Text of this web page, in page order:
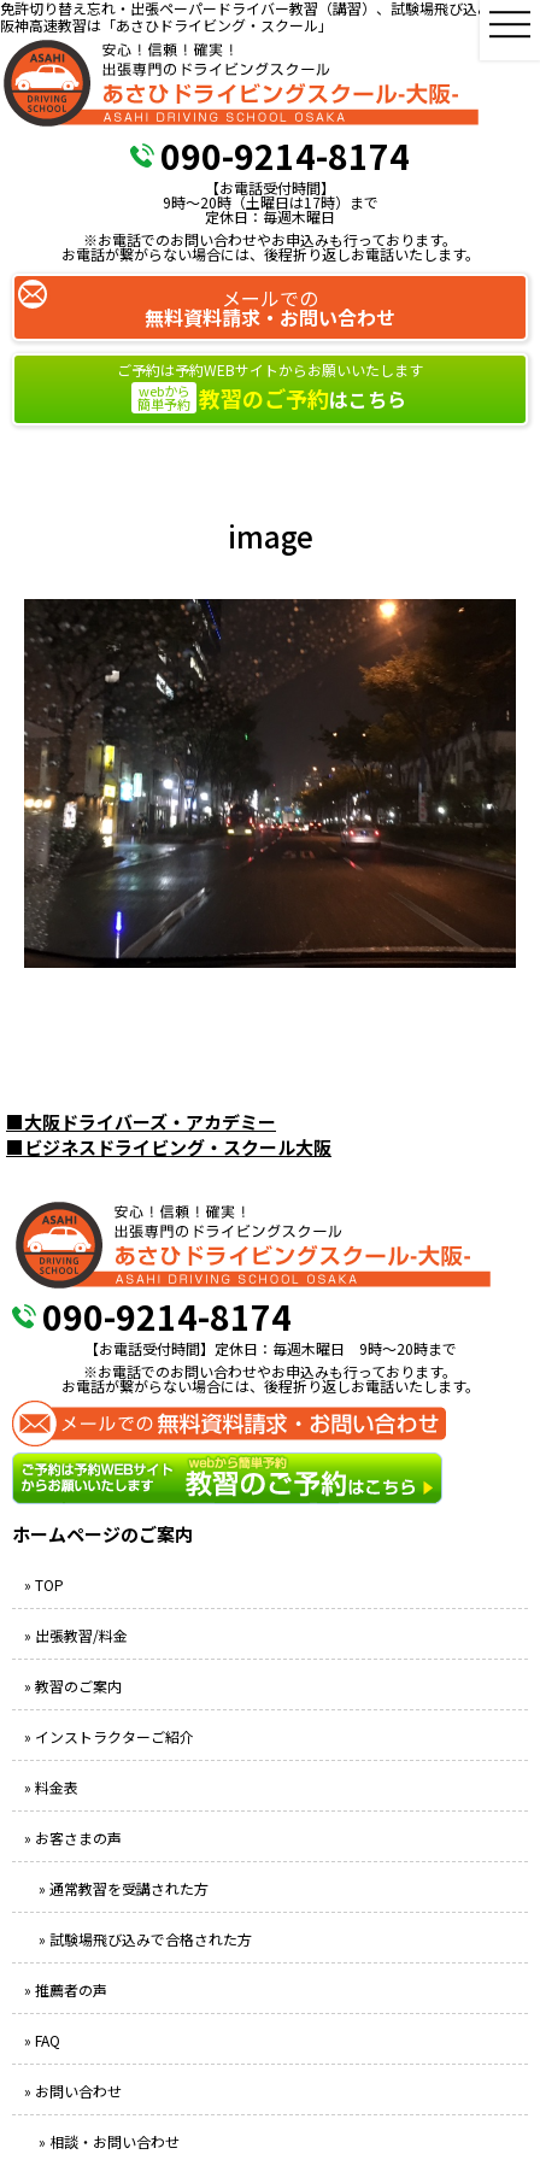
免許切り替え忘れ・出張ペーパードライバー教習（講習）、試験場飛び込み教習、
阪神高速教習は「あさひドライビング・スクール」
090-9214-8174
【お電話受付時間】
9時～20時（土曜日は17時）まで
定休日：毎週木曜日
※お電話でのお問い合わせやお申込みも行っております。
お電話が繋がらない場合には、後程折り返しお電話いたします。
メールでの
無料資料請求・お問い合わせ
ご予約は予約WEBサイトからお願いいたします
webから
簡単予約 教習のご予約はこちら
image
■大阪ドライバーズ・アカデミー
■ビジネスドライビング・スクール大阪
090-9214-8174
【お電話受付時間】定休日：毎週木曜日 9時〜20時まで
※お電話でのお問い合わせやお申込みも行っております。
お電話が繋がらない場合には、後程折り返しお電話いたします。
ホームページのご案内
» TOP
» 出張教習/料金
» 教習のご案内
» インストラクターご紹介
» 料金表
» お客さまの声
» 通常教習を受講された方
» 試験場飛び込みで合格された方
» 推薦者の声
» FAQ
» お問い合わせ
» 相談・お問い合わせ